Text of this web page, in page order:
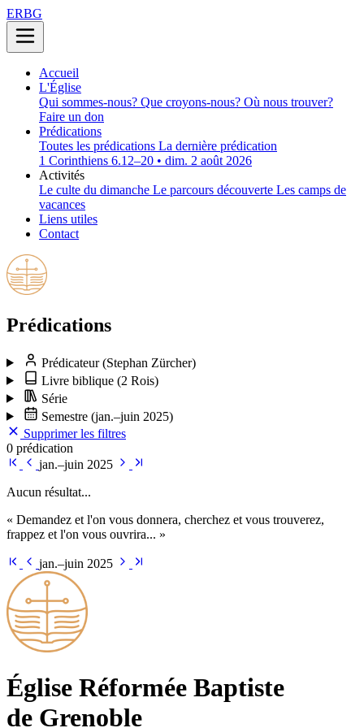
ERBG
Accueil
L'Église
Qui sommes-nous? Que croyons-nous? Où nous trouver?
Faire un don
Prédications
Toutes les prédications La dernière prédication
1 Corinthiens 6.12–20 • dim. 2 août 2026
Activités
Le culte du dimanche Le parcours découverte Les camps de
vacances
Liens utiles
Contact
Prédications
Prédicateur(Stephan Zürcher)
Livre biblique (2 Rois)
Série
Semestre (jan.–juin 2025)
Supprimer les filtres
0 prédication
jan.–juin 2025
Aucun résultat...
« Demandez et l'on vous donnera, cherchez et vous trouverez,
frappez et l'on vous ouvrira... »
jan.–juin 2025
Église Ré­for­mée Bap­tiste
de Grenoble